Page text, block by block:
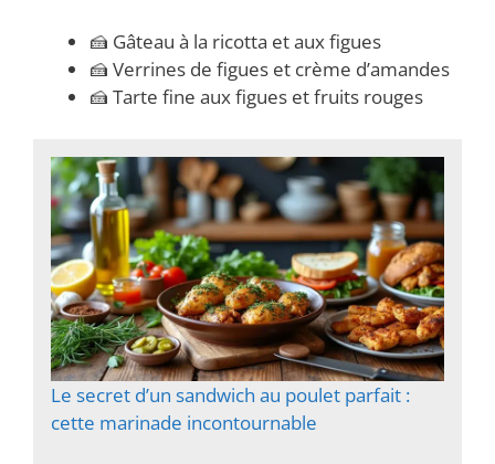
🍰 Gâteau à la ricotta et aux figues
🍰 Verrines de figues et crème d’amandes
🍰 Tarte fine aux figues et fruits rouges
Le secret d’un sandwich au poulet parfait :
cette marinade incontournable